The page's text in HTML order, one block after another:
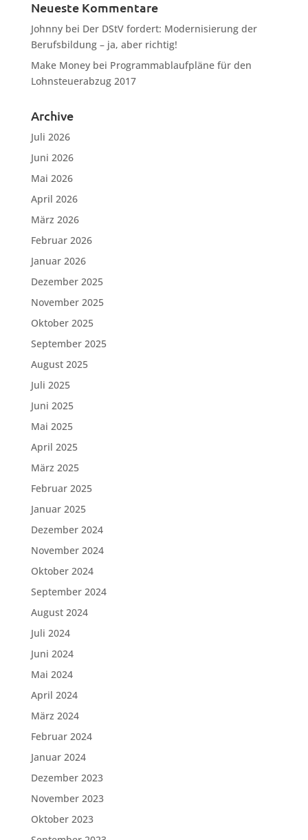
Neueste Kommentare
Johnnybei Der DStV fordert: Modernisierung der
Berufsbildung – ja, aber richtig!
Make Moneybei Programmablaufpläne für den
Lohnsteuerabzug 2017
Archive
Juli 2026
Juni 2026
Mai 2026
April 2026
März 2026
Februar 2026
Januar 2026
Dezember 2025
November 2025
Oktober 2025
September 2025
August 2025
Juli 2025
Juni 2025
Mai 2025
April 2025
März 2025
Februar 2025
Januar 2025
Dezember 2024
November 2024
Oktober 2024
September 2024
August 2024
Juli 2024
Juni 2024
Mai 2024
April 2024
März 2024
Februar 2024
Januar 2024
Dezember 2023
November 2023
Oktober 2023